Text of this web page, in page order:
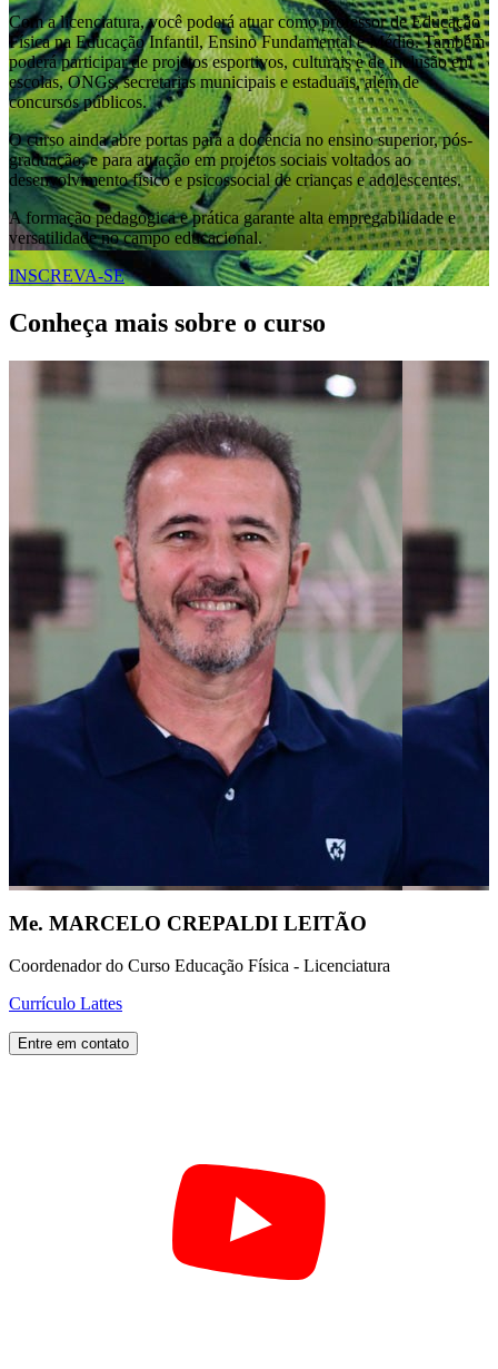
Com a licenciatura, você poderá atuar como professor de Educação
Física na Educação Infantil, Ensino Fundamental e Médio. Também
poderá participar de projetos esportivos, culturais e de inclusão em
escolas, ONGs, secretarias municipais e estaduais, além de
concursos públicos.
O curso ainda abre portas para a docência no ensino superior, pós-
graduação, e para atuação em projetos sociais voltados ao
desenvolvimento físico e psicossocial de crianças e adolescentes.
A formação pedagógica e prática garante alta empregabilidade e
versatilidade no campo educacional.
INSCREVA-SE
Conheça mais sobre o curso
Me. MARCELO CREPALDI LEITÃO
Coordenador do Curso Educação Física - Licenciatura
Currículo Lattes
Entre em contato